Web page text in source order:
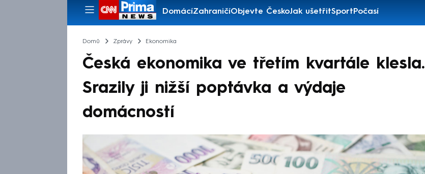
DomácíZahraničíObjevte ČeskoJak ušetřitSportPočasí
Pořady
Domů Zprávy Ekonomika
Česká ekonomika ve třetím kvartále klesla.
Srazily ji nižší poptávka a výdaje
domácností